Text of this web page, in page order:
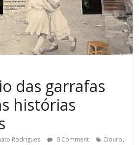
das garrafas
histórias
Rodrigues 0 Comment Douro,